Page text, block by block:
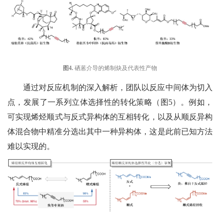
图4. 硒蒽介导的烯制炔及代表性产物
通过对反应机制的深入解析， 团队以反应中间体为切入
点，发展了一系列 立体选择性的转化策略 （图 5）
。例如，
可实现烯烃顺式与反式异构体的互相转化，以及从顺反异构
体混合物中精准分选出其中一种异构体 ，这是此前已知方法
难以实现的。